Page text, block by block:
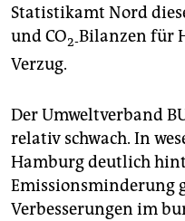
Statistikamt Nord
und CO2-Bilanzen für
Verzug.
Der Umweltverband
relativ schwach. In
Hamburg deutlich
Emissionsminderung
Verbesserungen im